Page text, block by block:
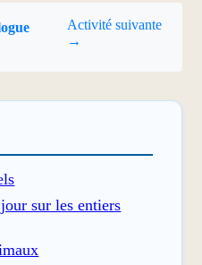
Activité suivante
→
sur les entiers